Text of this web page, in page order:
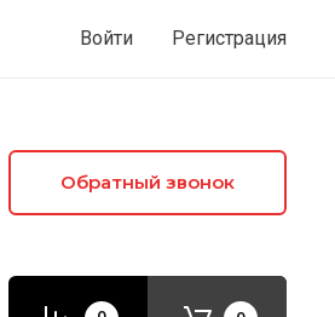
Войти Регистрация
Обратный звонок